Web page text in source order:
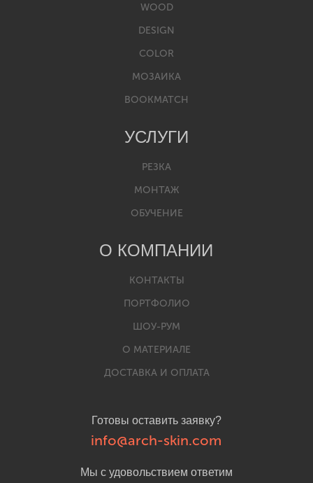
Готовы оставить заявку?
info@arch-skin.com
Мы с удовольствием ответим
WOOD
DESIGN
COLOR
МОЗАИКА
BOOKMATCH
УСЛУГИ
РЕЗКА
МОНТАЖ
ОБУЧЕНИЕ
О КОМПАНИИ
КОНТАКТЫ
ПОРТФОЛИО
ШОУ-РУМ
О МАТЕРИАЛЕ
ДОСТАВКА И ОПЛАТА